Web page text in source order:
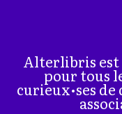
Alterlibris
pour tous
curieux•ses